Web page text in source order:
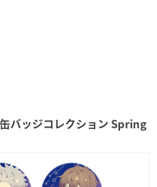
バッジコレクション Spring